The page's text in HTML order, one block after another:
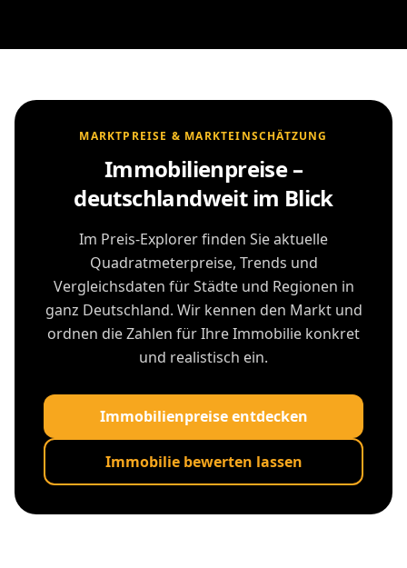
MARKTPREISE & MARKTEINSCHÄTZUNG
Immobilienpreise –
deutschlandweit im Blick
Im Preis-Explorer finden Sie aktuelle
Quadratmeterpreise, Trends und
Vergleichsdaten für Städte und Regionen in
ganz Deutschland. Wir kennen den Markt und
ordnen die Zahlen für Ihre Immobilie konkret
und realistisch ein.
Immobilienpreise entdecken
Immobilie bewerten lassen